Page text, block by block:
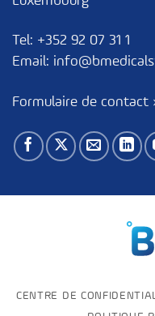
Tel: +352 92 07 31 1
Email:
Formulaire de contact
CENTRE DE